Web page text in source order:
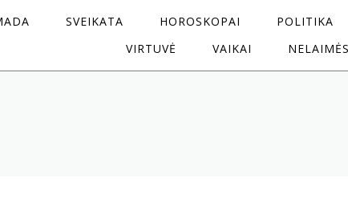
SVEIKATA HOROSKOPAI
POLITIKA
VIRTUVĖ
VAIKAI